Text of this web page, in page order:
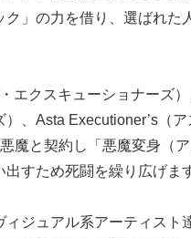
」の力を借り、選ばれた
エクスキューショナーズ
、Asta Executioner’s（
魔と契約し「悪魔変身（
すため死闘を繰り広げま
ジュアル系アーティスト